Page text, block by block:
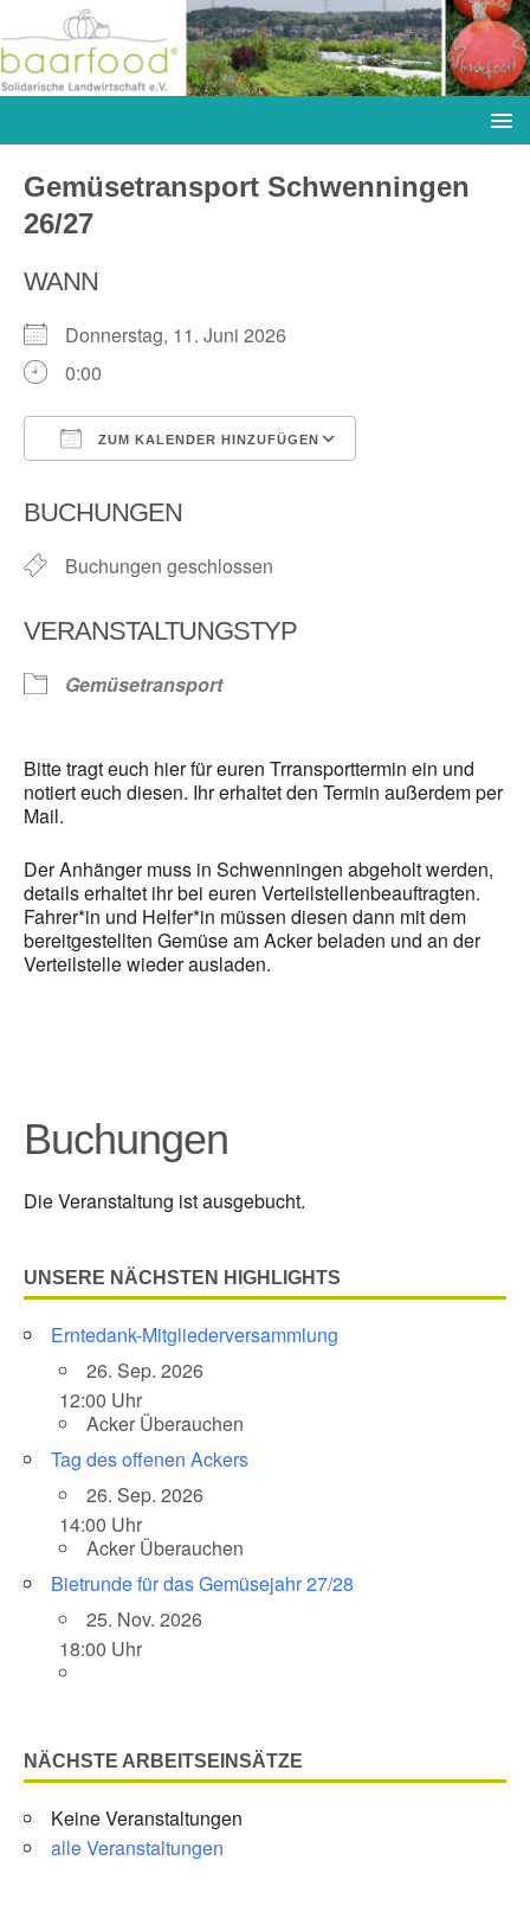
Gemüsetransport Schwenningen
26/27
WANN
Donnerstag, 11. Juni 2026
0:00
ZUM KALENDER HINZUFÜGEN
BUCHUNGEN
Buchungen geschlossen
VERANSTALTUNGSTYP
Gemüsetransport
Bitte tragt euch hier für euren Trransporttermin ein und
notiert euch diesen. Ihr erhaltet den Termin außerdem per
Mail.
Der Anhänger muss in Schwenningen abgeholt werden,
details erhaltet ihr bei euren Verteilstellenbeauftragten.
Fahrer*in und Helfer*in müssen diesen dann mit dem
bereitgestellten Gemüse am Acker beladen und an der
Verteilstelle wieder ausladen.
Buchungen
Die Veranstaltung ist ausgebucht.
UNSERE NÄCHSTEN HIGHLIGHTS
Erntedank-Mitgliederversammlung
26. Sep. 2026
12:00 Uhr
Acker Überauchen
Tag des offenen Ackers
26. Sep. 2026
14:00 Uhr
Acker Überauchen
Bietrunde für das Gemüsejahr 27/28
25. Nov. 2026
18:00 Uhr
NÄCHSTE ARBEITSEINSÄTZE
Keine Veranstaltungen
alle Veranstaltungen